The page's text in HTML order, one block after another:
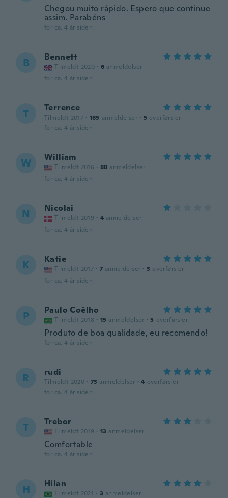
Chegou muito rápido. Espero que continue
assim. Parabéns
for ca. 4 år siden
B Bennett
Tilmeldt 2020 · 6 anmeldelser
for ca. 4 år siden
T Terrence
Tilmeldt 2017 · 165 anmeldelser · 5 overførsler
for ca. 4 år siden
W William
Tilmeldt 2016 · 88 anmeldelser
for ca. 4 år siden
N Nicolai
Tilmeldt 2019 · 4 anmeldelser
for ca. 4 år siden
K Katie
Tilmeldt 2017 · 7 anmeldelser · 3 overførsler
for ca. 4 år siden
P Paulo Coêlho
Tilmeldt 2018 · 15 anmeldelser · 5 overførsler
Produto de boa qualidade, eu recomendo!
for ca. 4 år siden
R rudi
Tilmeldt 2020 · 73 anmeldelser · 4 overførsler
for ca. 4 år siden
T Trebor
Tilmeldt 2019 · 13 anmeldelser
Comfortable
for ca. 4 år siden
H Hilan
Tilmeldt 2021 · 3 anmeldelser